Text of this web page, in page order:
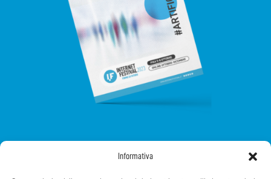
Informativa
SEGUICI SUI SOCIAL